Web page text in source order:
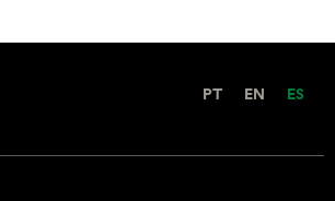
PT EN ES